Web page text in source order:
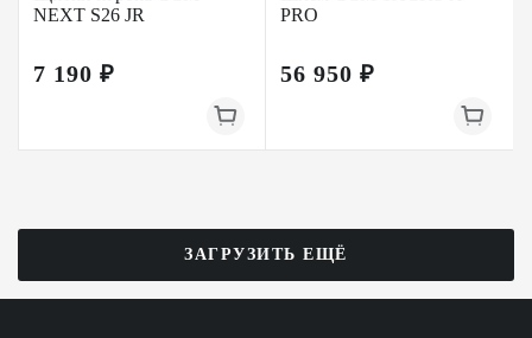
NEXT S26 JR
7 190 ₽
PRO
56 950 ₽
ЗАГРУЗИТЬ ЕЩЁ